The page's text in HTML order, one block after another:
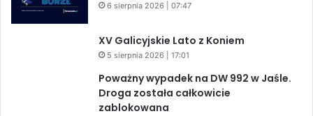
6 sierpnia 2026 | 07:47
XV Galicyjskie Lato z Koniem
5 sierpnia 2026 | 17:01
Poważny wypadek na DW 992 w Jaśle.
Droga została całkowicie
zablokowana